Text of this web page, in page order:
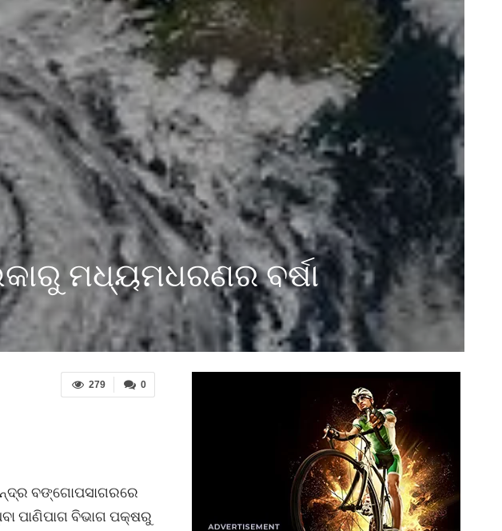
ମଧ୍ୟମଧରଣର ବର୍ଷା
0
279
ବଙ୍ଗୋପସାଗରରେ
ପାଣିପାଗ ବିଭାଗ ପକ୍ଷରୁ